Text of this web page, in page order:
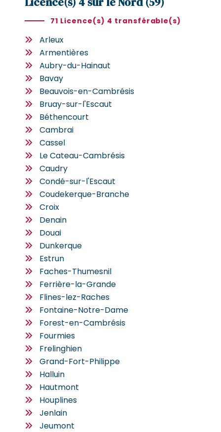
71 Licence(s) 4 transférable(s)
Arleux
Armentières
Aubry-du-Hainaut
Bavay
Beauvois-en-Cambrésis
Bruay-sur-l'Escaut
Béthencourt
Cambrai
Cassel
Le Cateau-Cambrésis
Caudry
Condé-sur-l'Escaut
Coudekerque-Branche
Croix
Denain
Douai
Dunkerque
Estrun
Faches-Thumesnil
Ferrière-la-Grande
Flines-lez-Raches
Fontaine-Notre-Dame
Forest-en-Cambrésis
Fourmies
Frelinghien
Grand-Fort-Philippe
Halluin
Hautmont
Houplines
Jenlain
Jeumont